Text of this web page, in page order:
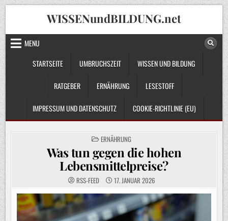
Skip
to
content
WISSENundBILDUNG.net
MENU
STARTSEITE
UMBRUCHSZEIT WISSEN UND BILDUNG
RATGEBER ERNÄHRUNG LESESTOFF
IMPRESSUM UND DATENSCHUTZ COOKIE-RICHTLINIE (EU)
POSTED
IN
ERNÄHRUNG
Was tun gegen die hohen
Lebensmittelpreise?
RSS-FEED 17. JANUAR 2026